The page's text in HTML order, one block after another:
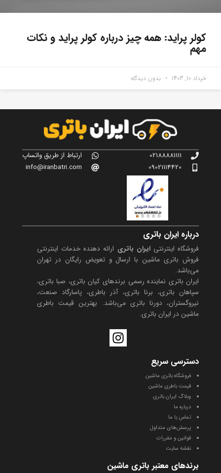
کولر پراید: همه چیز درباره کولر پراید و نکات
مهم
خرداد 10, 1403 بدون دیدگاه
02188881111
09021114420
ارتباط از طریق واتساپ
info@iranbatri.com
درباره ایران باتری
فروشگاه اینترنتیایران باتری ارائه دهنده خدمات اینترنتی
فروش باتری ماشین با ارسال و تعویض رایگان در تهران
می‌باشد.
ایران باتری نماینده رسمی برندهای کیان باتری، صبا باتری،
سپاهان باتری، برنا باتری، آذر باطری، پاسارگاد صنعت،
نیروگستران، دورنا باتری می‌باشد. بهترین قیمت باطری
ماشین در ایران باتری.
I
n
دسترسی سریع
فروشگاه باتری ماشین
قیمت باطری ماشین
وبلاگ ایران باتری
درباره ما
تماس با ما
پرسش‌های متداول
قوانین و مقررات
نقشه سایت
برندهای معتبر باتری ماشین